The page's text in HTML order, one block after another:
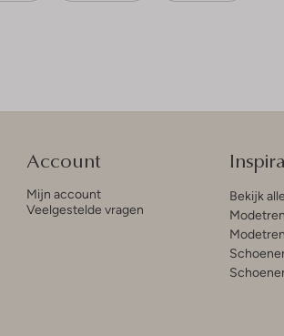
Account
Mijn account
Veelgestelde vragen
Bekijk